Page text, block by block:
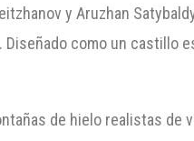
y Aruzhan
como un castillo
de hielo realistas de